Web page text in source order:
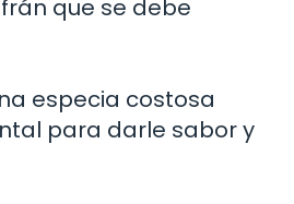
que se debe
especia costosa
para darle sabor y